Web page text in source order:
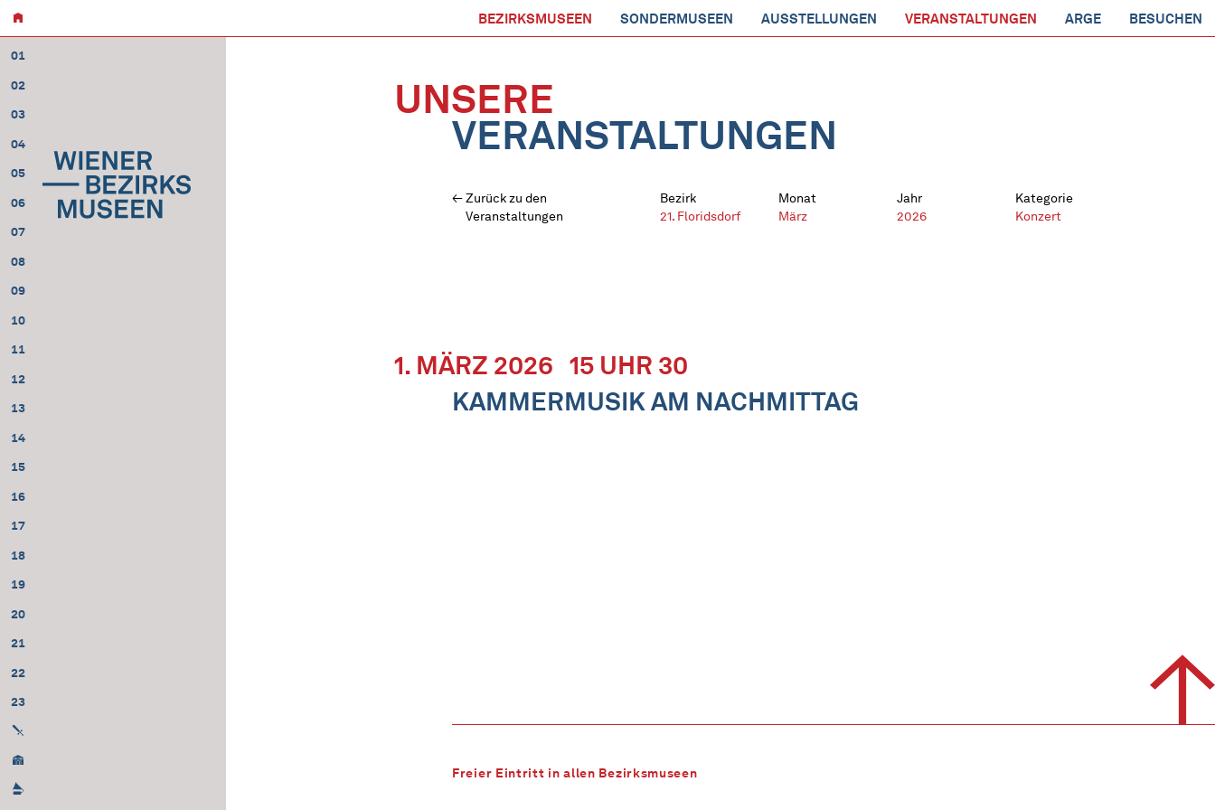
BEZIRKSMUSEEN SONDERMUSEEN AUSSTELLUNGEN VERANSTALTUNGEN ARGE BESUCHEN
01
02
03
04
05
06
07
08
09
10
11
12
13
14
15
16
17
18
19
20
21
22
23
UNSERE
VERANSTALTUNGEN
Zurück zu den
Veranstaltungen
Bezirk
21. Floridsdorf
Monat
März
Jahr
2026
Kategorie
Konzert
1. MÄRZ 2026 15 UHR 30
KAMMERMUSIK AM NACHMITTAG
Freier Eintritt in allen Bezirksmuseen